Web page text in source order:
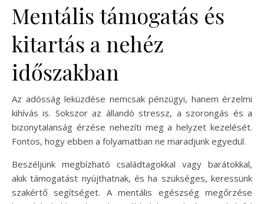
Mentális támogatás és
kitartás a nehéz
időszakban
Az adósság leküzdése nemcsak pénzügyi, hanem érzelmi
kihívás is. Sokszor az állandó stressz, a szorongás és a
bizonytalanság érzése nehezíti meg a helyzet kezelését.
Fontos, hogy ebben a folyamatban ne maradjunk egyedül.
Beszéljünk megbízható családtagokkal vagy barátokkal,
akik támogatást nyújthatnak, és ha szükséges, keressünk
szakértő segítséget. A mentális egészség megőrzése